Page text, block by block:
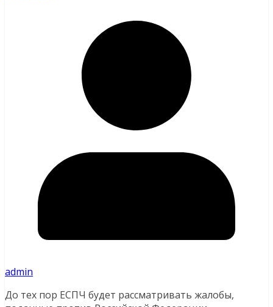
admin
До тех пор ЕСПЧ будет рассматривать жалобы,